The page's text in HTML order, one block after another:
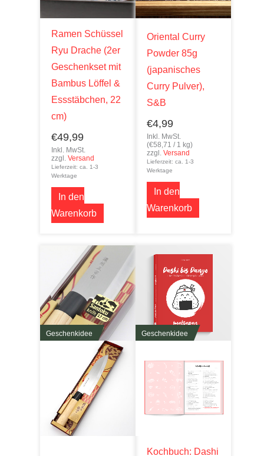
Ramen Schüssel
Ryu Drache (2er
Geschenkset mit
Bambus Löffel &
Essstäbchen, 22
cm)
€49,99
Inkl. MwSt.
zzgl.Versand
Lieferzeit: ca. 1-3
Werktage
In den
Warenkorb
Oriental Curry
Powder 85g
(japanisches
Curry Pulver),
S&B
€4,99
Inkl. MwSt.
(€58,71 / 1 kg)
zzgl.Versand
Lieferzeit: ca. 1-3
Werktage
In den
Warenkorb
Geschenkidee Geschenkidee
Kochbuch: Dashi